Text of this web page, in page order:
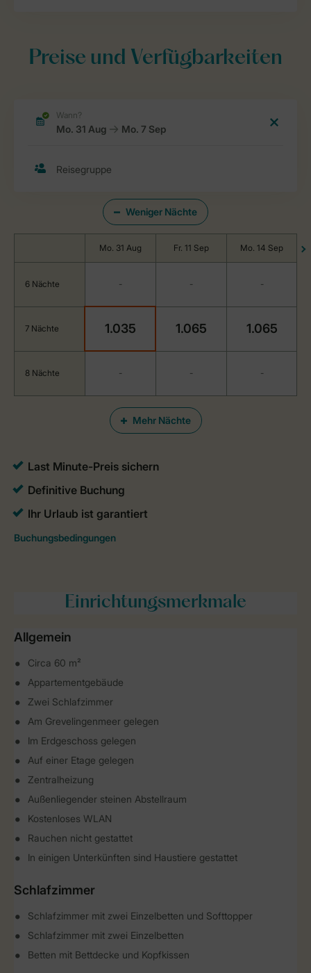
Preise und Verfügbarkeiten
Weniger Nächte
Mehr Nächte
Mo. 31 Aug Fr. 11 Sep Mo. 14 Sep
6 Nächte - - -
7 Nächte 1.035 1.065 1.065
8 Nächte - - -
Einrichtungsmerkmale
Allgemein
Circa 60 m²
Appartementgebäude
Zwei Schlafzimmer
Am Grevelingenmeer gelegen
Im Erdgeschoss gelegen
Auf einer Etage gelegen
Zentralheizung
Außenliegender steinen Abstellraum
Kostenloses WLAN
Rauchen nicht gestattet
In einigen Unterkünften sind Haustiere gestattet
Schlafzimmer
Schlafzimmer mit zwei Einzelbetten und Softtopper
Schlafzimmer mit zwei Einzelbetten
Betten mit Bettdecke und Kopfkissen